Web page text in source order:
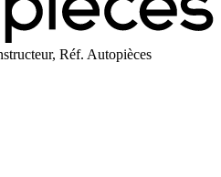
Réf. Autopièces